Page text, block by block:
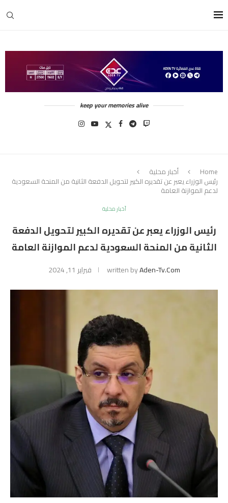
keep your memories alive
Home أخبار محلية
رئيس الوزراء يعبر عن تقديره الكبير لتحويل الدفعة الثانية من المنحة السعودية
لدعم الموازنة العامة
أخبار محلية
رئيس الوزراء يعبر عن تقديره الكبير لتحويل الدفعة
الثانية من المنحة السعودية لدعم الموازنة العامة
written byAden-Tv.com فبراير 11, 2024